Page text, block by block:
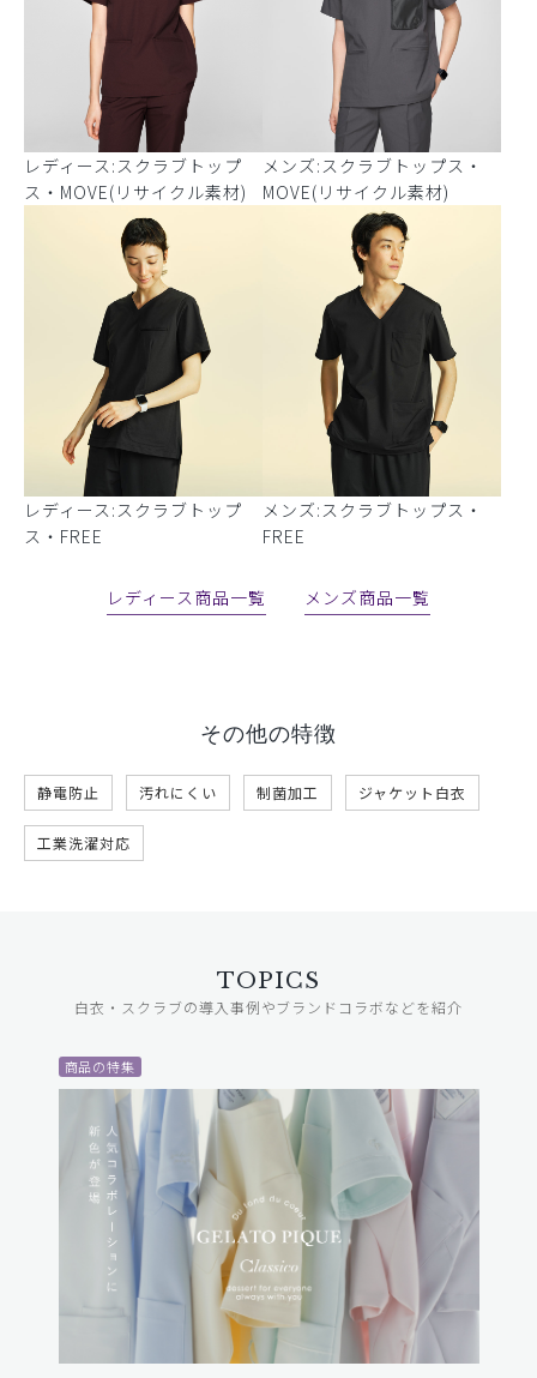
レディース:スクラブトップ
ス・MOVE(リサイクル素材)
メンズ:スクラブトップス・
MOVE(リサイクル素材)
レディース:スクラブトップ
ス・FREE
メンズ:スクラブトップス・
FREE
レディース商品一覧 メンズ商品一覧
その他の特徴
静電防止 汚れにくい 制菌加工 ジャケット白衣
工業洗濯対応
TOPICS
白衣・スクラブの導入事例やブランドコラボなどを紹介
商品の特集